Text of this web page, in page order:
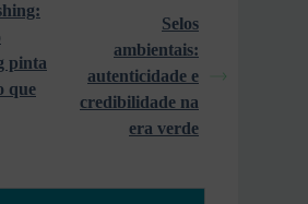
pinta
que
Selos
ambientais:
autenticidade e
credibilidade na
era verde